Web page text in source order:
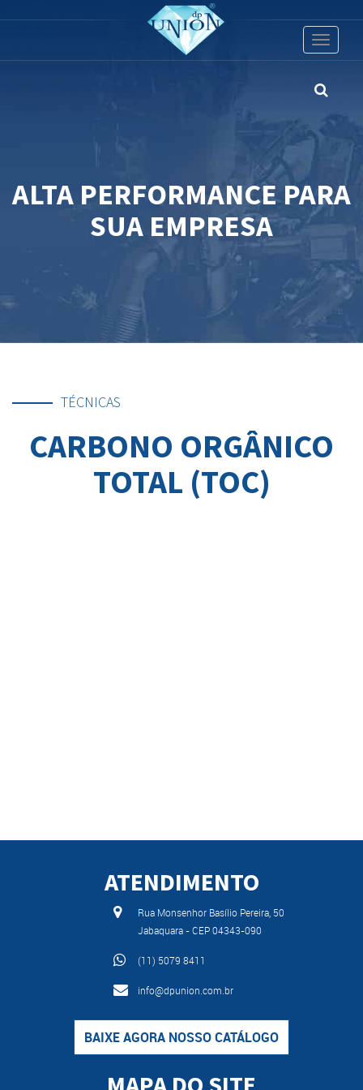
Toggle
ALTA PERFORMANCE PARA
SUA EMPRESA
TÉCNICAS
CARBONO ORGÂNICO
TOTAL (TOC)
ATENDIMENTO
Rua Monsenhor Basílio Pereira, 50
Jabaquara - CEP 04343-090
(11) 5079 8411
info@dpunion.com.br
BAIXE AGORA NOSSO CATÁLOGO